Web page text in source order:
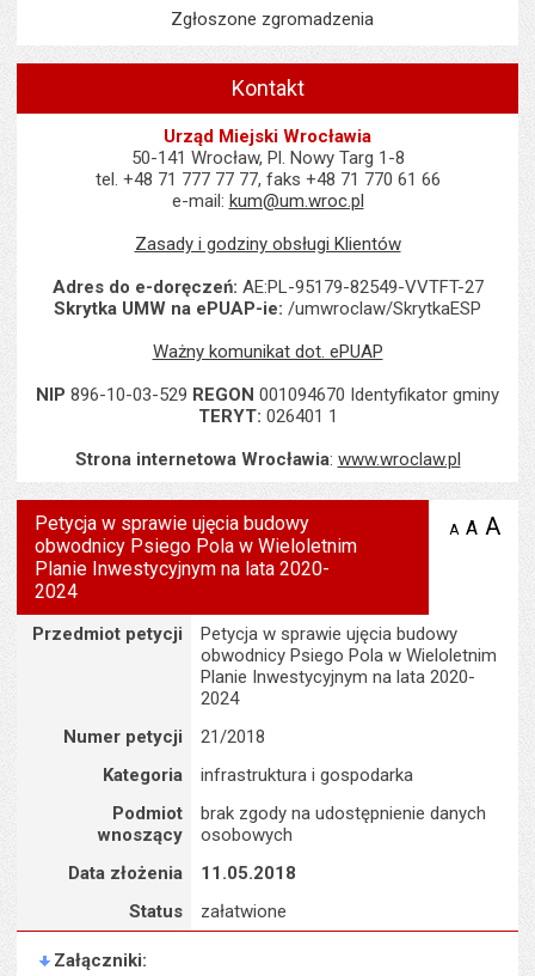
Zgłoszone zgromadzenia
Kontakt
Urząd Miejski Wrocławia
50-141 Wrocław, Pl. Nowy Targ 1-8
tel. +48 71 777 77 77, faks +48 71 770 61 66
e-mail: kum@um.wroc.pl
Zasady i godziny obsługi Klientów
Adres do e-doręczeń: AE:PL-95179-82549-VVTFT-27
Skrytka UMW na ePUAP-ie: /umwroclaw/SkrytkaESP
Ważny komunikat dot. ePUAP
NIP 896-10-03-529 REGON 001094670 Identyfikator gminy
TERYT: 026401 1
Strona internetowa Wrocławia: www.wroclaw.pl
Petycja w sprawie ujęcia budowy
obwodnicy Psiego Pola w Wieloletnim
Planie Inwestycyjnym na lata 2020-
2024
A zmniejsz
A A
Szczegóły
Przedmiot petycji
Petycja w sprawie ujęcia budowy
obwodnicy Psiego Pola w Wieloletnim
Planie Inwestycyjnym na lata 2020-
2024
Numer petycji
21/2018
Kategoria
infrastruktura i gospodarka
Podmiot
wnoszący
brak zgody na udostępnienie danych
osobowych
Data złożenia
11.05.2018
Status
załatwione
Załączniki